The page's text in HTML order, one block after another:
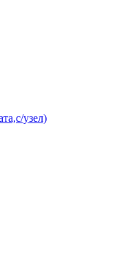
узел)